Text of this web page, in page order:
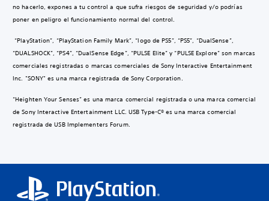
no hacerlo, expones a tu control a que sufra riesgos de seguridad y/o podrías
poner en peligro el funcionamiento normal del control.
“PlayStation”, “PlayStation Family Mark”, “logo de PS5”, “PS5”, “DualSense”,
“DUALSHOCK”, “PS4”, “DualSense Edge”, “PULSE Elite” y “PULSE Explore” son marcas
comerciales registradas o marcas comerciales de Sony Interactive Entertainment
Inc. "SONY" es una marca registrada de Sony Corporation.
“Heighten Your Senses” es una marca comercial registrada o una marca comercial
de Sony Interactive Entertainment LLC. USB Type-C® es una marca comercial
registrada de USB Implementers Forum.